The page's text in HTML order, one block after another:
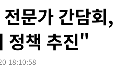
문가 간담회,
정책 추진"
18:10:58